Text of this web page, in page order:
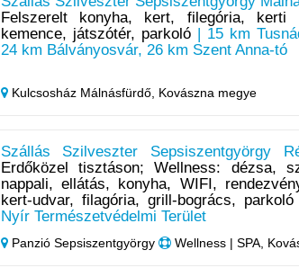
Felszerelt konyha, kert, filegória, kerti
kemence, játszótér, parkoló| 15 km
24 km Bálványosvár, 26 km Szent Anna-tó
Kulcsosház Málnásfürdő, Kovászna megye
Szállás Szilveszter Sepsiszentgyörgy
Erdőközel tisztáson; Wellness: dézsa,
nappali, ellátás, konyha, WIFI,
kert-udvar, filagória, grill-bogrács, parkoló
Nyír Természetvédelmi Terület
Panzió Sepsiszentgyörgy Wellness | SPA,